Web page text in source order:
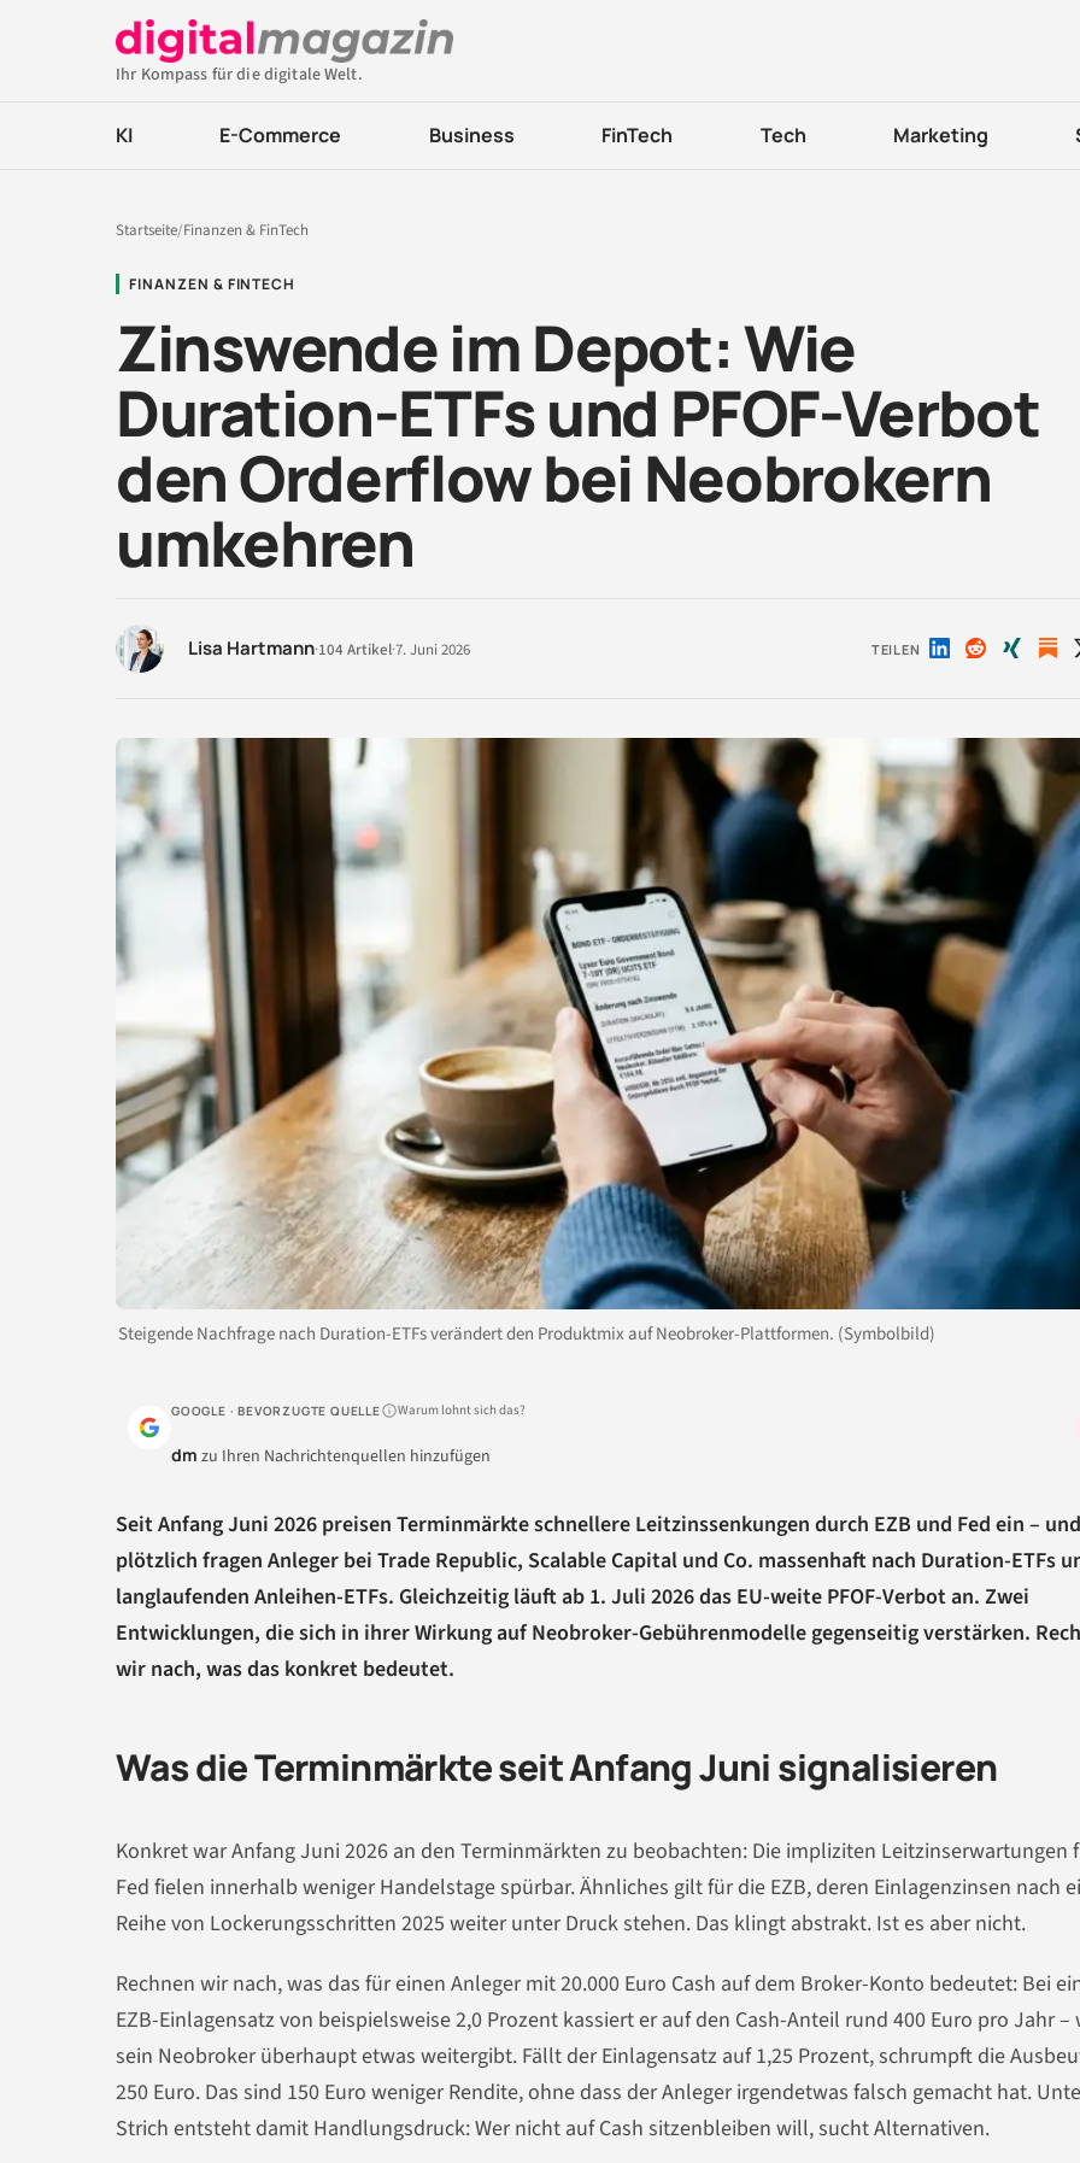
Ihr Kompass für die digitale Welt.
KI E-Commerce Business FinTech Tech Marketing
Startseite/Finanzen & FinTech
FINANZEN & FINTECH
Zinswende im Depot: Wie
Duration-ETFs und PFOF-Verbot
den Orderflow bei Neobrokern
umkehren
Lisa Hartmann·104 Artikel·7. Juni 2026 TEILEN Auf Auf Auf
Steigende Nachfrage nach Duration-ETFs verändert den Produktmix auf Neobroker-Plattformen. (Symbolbild)
GOOGLE · BEVORZUGTE QUELLE Warum lohnt sich das?
dm zu Ihren Nachrichtenquellen hinzufügen
Seit Anfang Juni 2026 preisen Terminmärkte schnellere Leitzinssenkungen durch EZB und Fed ein – und
plötzlich fragen Anleger bei Trade Republic, Scalable Capital und Co. massenhaft nach Duration-ETFs
langlaufenden Anleihen-ETFs. Gleichzeitig läuft ab 1. Juli 2026 das EU-weite PFOF-Verbot an. Zwei
Entwicklungen, die sich in ihrer Wirkung auf Neobroker-Gebührenmodelle gegenseitig verstärken.
wir nach, was das konkret bedeutet.
Was die Terminmärkte seit Anfang Juni signalisieren
Konkret war Anfang Juni 2026 an den Terminmärkten zu beobachten: Die impliziten Leitzinserwartungen
Fed fielen innerhalb weniger Handelstage spürbar. Ähnliches gilt für die EZB, deren Einlagenzinsen nach
Reihe von Lockerungsschritten 2025 weiter unter Druck stehen. Das klingt abstrakt. Ist es aber nicht.
Rechnen wir nach, was das für einen Anleger mit 20.000 Euro Cash auf dem Broker-Konto bedeutet: Bei
EZB-Einlagensatz von beispielsweise 2,0 Prozent kassiert er auf den Cash-Anteil rund 400 Euro pro Jahr –
sein Neobroker überhaupt etwas weitergibt. Fällt der Einlagensatz auf 1,25 Prozent, schrumpft die
250 Euro. Das sind 150 Euro weniger Rendite, ohne dass der Anleger irgendetwas falsch gemacht hat.
Strich entsteht damit Handlungsdruck: Wer nicht auf Cash sitzenbleiben will, sucht Alternativen.